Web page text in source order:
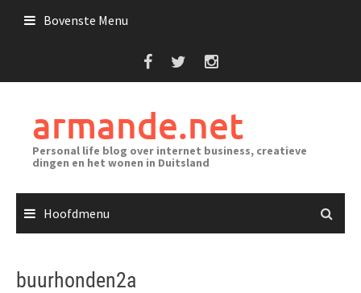
Bovenste Menu
armande.net
Personal life blog over internet business, creatieve
dingen en het wonen in Duitsland
Hoofdmenu
buurhonden2a